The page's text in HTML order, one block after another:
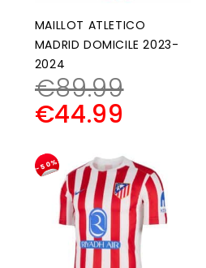
MAILLOT ATLETICO
MADRID DOMICILE 2023-
2024
€89.99
€44.99
-50%